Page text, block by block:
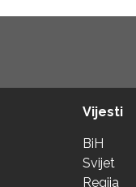
Vijesti
BiH
Svijet
Regija